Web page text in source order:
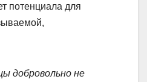
потенциала для
добровольно не